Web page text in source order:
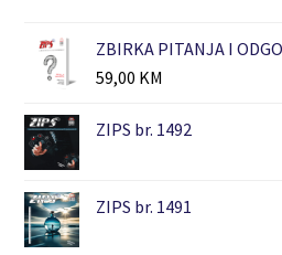
ZBIRKA PITANJA I
59,00 KM
ZIPS br. 1492
ZIPS br. 1491